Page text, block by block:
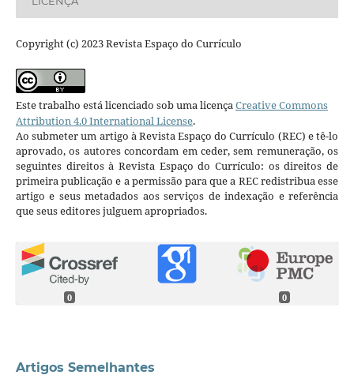
Copyright (c) 2023 Revista Espaço do Currículo
Este trabalho está licenciado sob uma licençaCreative Commons
Attribution 4.0 International License.
Ao submeter um artigo à Revista Espaço do Currículo (REC) e tê-lo
aprovado, os autores concordam em ceder, sem remuneração, os
seguintes direitos à Revista Espaço do Currículo: os direitos de
primeira publicação e a permissão para que a REC redistribua esse
artigo e seus metadados aos serviços de indexação e referência
que seus editores julguem apropriados.
0 0
Artigos Semelhantes